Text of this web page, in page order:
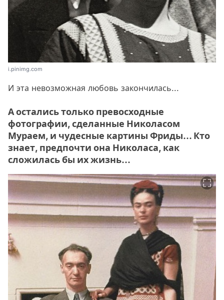
i.pinimg.com
И эта невозможная любовь закончилась...
А остались только превосходные
фотографии, сделанные Николасом
Мураем, и чудесные картины Фриды... Кто
знает, предпочти она Николаса, как
сложилась бы их жизнь...